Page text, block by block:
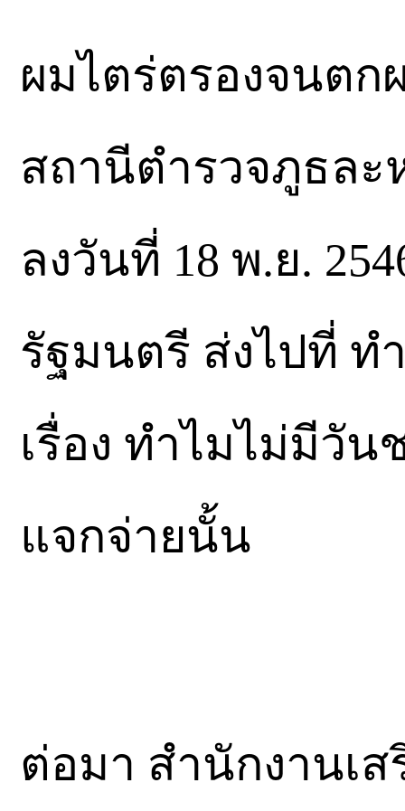
ผมไตร่ตรองจนตก
สถานีตำรวจภูธละ
ลงวันที่ 18 พ.ย.
รัฐมนตรี ส่งไปที่ ท
เรื่อง ทำไมไม่มีวั
แจกจ่ายนั้น
ต่อมา สำนักงานเ